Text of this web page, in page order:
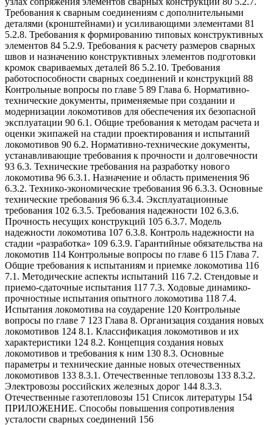
Требования к сварным соединениям с дополнительными
деталями (кронштейнами) и усиливающими элементами 81
5.2.8. Требования к формированию типовых конструктивных
элементов 84 5.2.9. Требования к расчету размеров сварных
швов и назначению конструктивных элементов подготовки
кромок свариваемых деталей 86 5.2.10. Требования
работоспособности сварных соединений и конструкций 88
Контрольные вопросы по главе 5 89 Глава 6. Нормативно-
технические документы, применяемые при создании и
модернизации локомотивов для обеспечения их безопасной
эксплуатации 90 6.1. Общие требования к методам расчета и
оценки экипажей на стадии проектирования и испытаний
локомотивов 90 6.2. Нормативно-технические документы,
устанавливающие требования к прочности и долговечности
93 6.3. Технические требования на разработку нового
локомотива 96 6.3.1. Назначение и область применения 96
6.3.2. Технико-экономические требования 96 6.3.3. Основные
технические требования 96 6.3.4. Эксплуатационные
требования 102 6.3.5. Требования надежности 102 6.3.6.
Прочность несущих конструкций 105 6.3.7. Модель
надежности локомотива 107 6.3.8. Контроль надежности на
стадии «разработка» 109 6.3.9. Гарантийные обязательства на
локомотив 114 Контрольные вопросы по главе 6 115 Глава 7.
Общие требования к испытаниям и приемке локомотива 116
7.1. Методические аспекты испытаний 116 7.2. Стендовые и
приемо-сдаточные испытания 117 7.3. Ходовые динамико-
прочностные испытания опытного локомотива 118 7.4.
Испытания локомотива на соударение 120 Контрольные
вопросы по главе 7 123 Глава 8. Организация создания новых
локомотивов 124 8.1. Классификация локомотивов и их
характеристики 124 8.2. Концепция создания новых
локомотивов и требования к ним 130 8.3. Основные
параметры и технические данные новых отечественных
локомотивов 133 8.3.1. Отечественные тепловозы 133 8.3.2.
Электровозы российских железных дорог 144 8.3.3.
Отечественные газотепловозы 151 Список литературы 154
ПРИЛОЖЕНИЕ. Способы повышения сопротивления
усталости сварных соединений 156